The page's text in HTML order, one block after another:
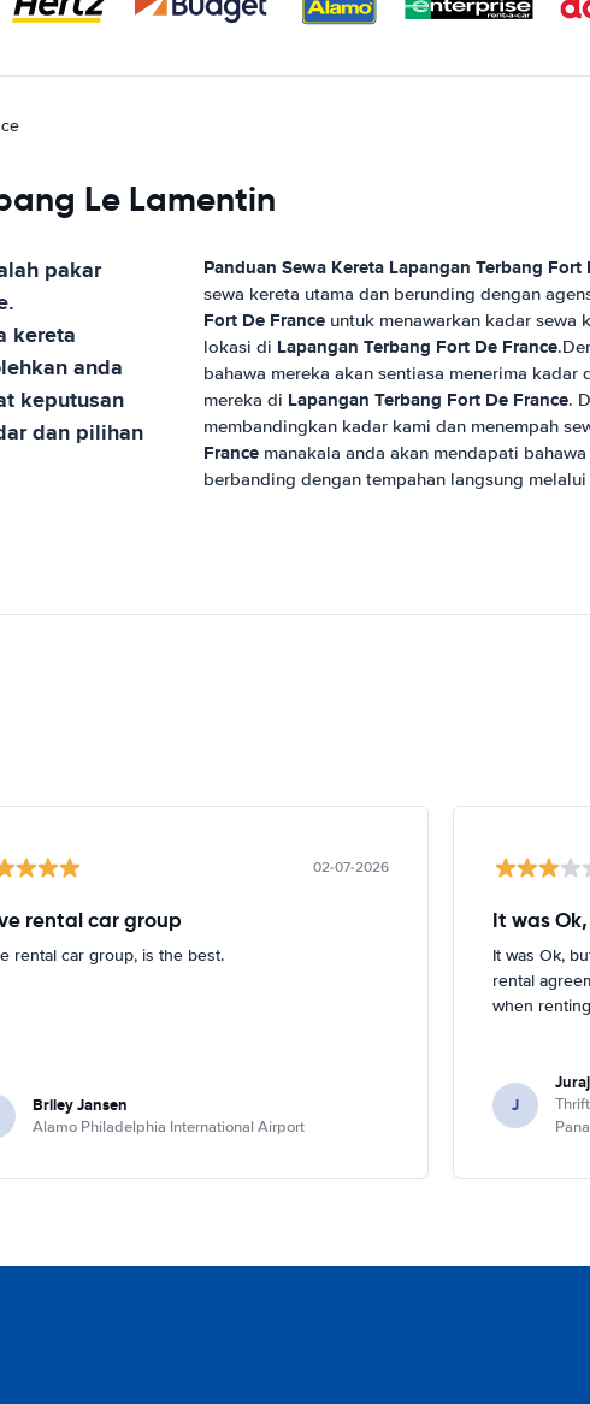
Le Lamentin
pakar
.
kereta
anda
keputusan
dan pilihan
Panduan Sewa Kereta Lapangan Terbang Fort
sewa kereta utama dan berunding dengan
Fort De France untuk menawarkan kadar sewa
lokasi di Lapangan Terbang Fort De France
bahawa mereka akan sentiasa menerima
mereka di Lapangan Terbang Fort De France.
membandingkan kadar kami dan menempah
France manakala anda akan mendapati
berbanding dengan tempahan langsung melalui
02-07-2026
rental car group
rental car group, is the best.
Briley Jansen
Alamo Philadelphia International Airport
It was
It was Ok,
rental
when
J